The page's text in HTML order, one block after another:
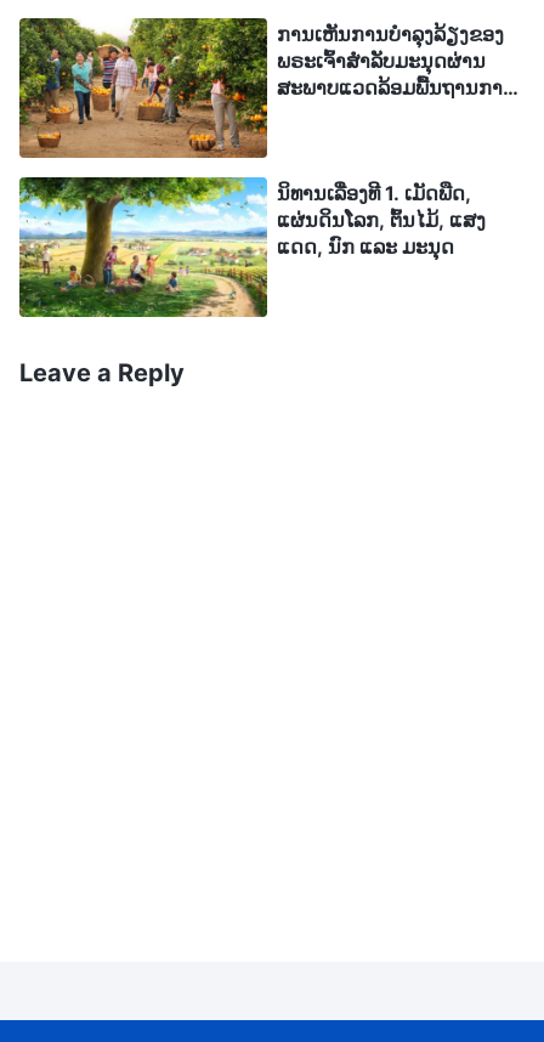
ພຣະເຈົ້າໄດ້ໃນສິ່ງເຫຼົ່ານີ້ບໍ? ຄວາມອັດສະຈັນຂອງພຣະອົງ
ເດ? ຄວາມບໍ່ສາມາດຢັ່ງເຖິງໄດ້ຂອງພຣະອົງເດ? ອຳນາດອັນ
ໄພສານຂອງພຣະອົງເດ? ພຣະເຈົ້າໃຊ້ວິທີການທີ່ມີສະຕິ
ປັນຍາ ແລະ ລິດທານຸພາບສູງສຸດຂອງພຣະອົງເພື່ອສະໜອງ
ໃຫ້ແກ່ມະນຸດຊາດທັງປວງ ພ້ອມທັງສະໜອງໃຫ້ແກ່ທຸກສິ່ງ
ໃນການເນລະມິດສ້າງຂອງພຣະອົງ. ຕອນນີ້ ຫຼັງຈາກທີ່ເຮົາ
ໄດ້ກ່າວຫຼາຍຢ່າງຕໍ່ພວກເຈົ້າ, ພວກເຈົ້າສາມາດເວົ້າໄດ້ບໍວ່າ
ພຣະເຈົ້າຄືຕົ້ນກຳເນີດຂອງຊີວິດສຳລັບທຸກສິ່ງ? (ໄດ້.) ມັນ
ການສະໜອງຂອງພຣະເຈົ້າສຳລັບສິ່ງທັງປວງກໍພຽງພໍແລ້ວທີ່
ການເຫັນການບຳລຸງລ້ຽງຂອງ
ພຣະເຈົ້າສຳລັບມະນຸດຜ່ານ
ສະພາບແວດລ້ອມພື້ນຖານການ
ນິທານເລື່ອງທີ 1. ເມັດພືດ,
ແຜ່ນດິນໂລກ, ຕົ້ນໄມ້, ແສງ
ແດດ, ນົກ ແລະ ມະນຸດ
Leave a Reply